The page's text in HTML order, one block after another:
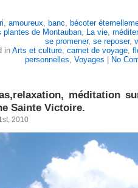
, amoureux, banc, bécoter
plantes de Montauban, La vie, méditer
se promener, se reposer,
inArts et culture, carnet de voyage,
personnelles, Voyages No
méditation
Sainte Victoire.
2010